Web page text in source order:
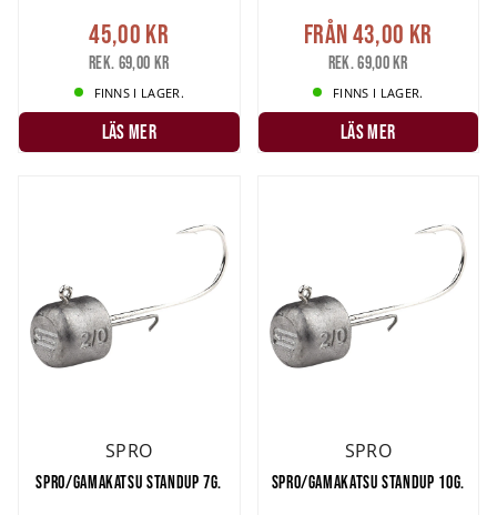
45,00 kr
Rek. 69,00 kr
FINNS I LAGER.
LÄS MER
Från43,00 kr
Rek. 69,00 kr
FINNS I LAGER.
LÄS MER
SPRO
SPRO/GAMAKATSU STANDUP 7G.
SPRO
SPRO/GAMAKATSU STANDUP 10G.